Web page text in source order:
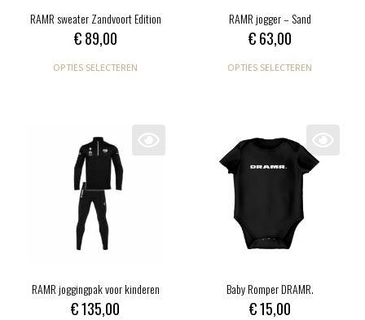
RAMR sweater Zandvoort Edition
€89,00
OPTIES SELECTEREN
RAMR jogger – Sand
€63,00
OPTIES SELECTEREN
RAMR joggingpak voor kinderen
€135,00
Baby Romper DRAMR.
€15,00